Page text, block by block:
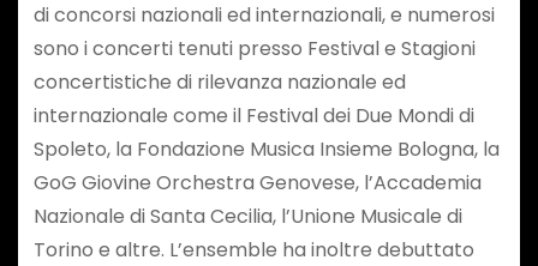
di concorsi nazionali ed internazionali, e numerosi
sono i concerti tenuti presso Festival e Stagioni
concertistiche di rilevanza nazionale ed
internazionale come il Festival dei Due Mondi di
Spoleto, la Fondazione Musica Insieme Bologna, la
GoG Giovine Orchestra Genovese, l’Accademia
Nazionale di Santa Cecilia, l’Unione Musicale di
Torino e altre. L’ensemble ha inoltre debuttato